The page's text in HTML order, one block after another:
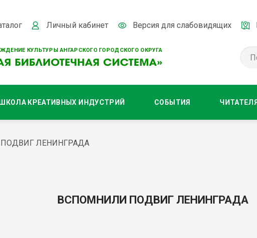
КУЛЬТУРЫ АНГАРСКОГО ГОРОДСКОГО ОКРУГА
Личный кабинет Версия для слабовидящих
ШКОЛА КРЕАТИВНЫХ ИНДУСТРИЙ СОБЫТИЯ
ЛЕНИНГРАДА
ВСПОМНИЛИ ПОДВИГ ЛЕНИНГРАДА